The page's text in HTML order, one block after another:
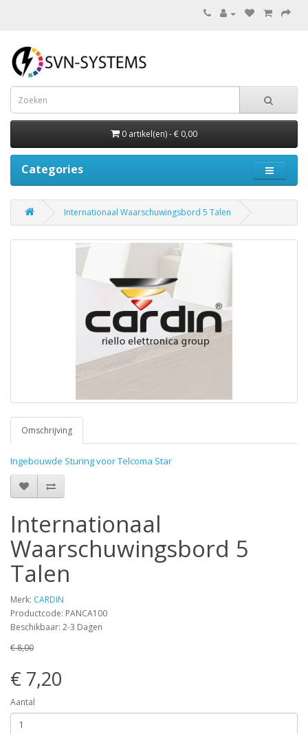
0 artikel(en) - € 0,00
Categories
Internationaal Waarschuwingsbord 5 Talen
Omschrijving
Ingebouwde Sturing voor Telcoma Star
Internationaal
Waarschuwingsbord 5
Talen
Merk: CARDIN
Productcode: PANCA100
Beschikbaar: 2-3 Dagen
€ 8,00
€ 7,20
Aantal